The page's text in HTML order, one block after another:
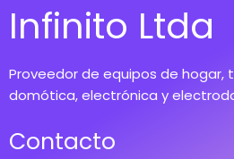
Infinito Ltda
Proveedor de equipos de
domótica, electrónica y
Contacto